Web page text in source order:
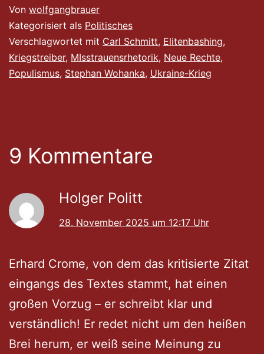
Von wolfgangbrauer
Kategorisiert als Politisches
Verschlagwortet mit Carl Schmitt, Elitenbashing,
Kriegstreiber, MIsstrauensrhetorik, Neue Rechte,
Populismus, Stephan Wohanka, Ukraine-Krieg
9 Kommentare
Holger Politt
28. November 2025 um 12:17 Uhr
Erhard Crome, von dem das kritisierte Zitat
eingangs des Textes stammt, hat einen
großen Vorzug – er schreibt klar und
verständlich! Er redet nicht um den heißen
Brei herum, er weiß seine Meinung zu